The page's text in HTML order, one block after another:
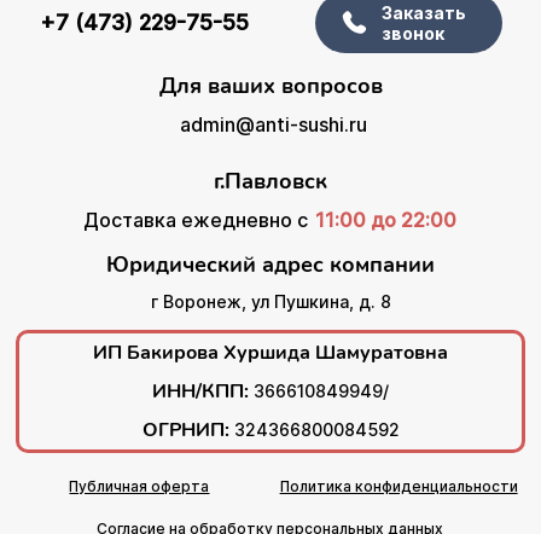
+7 (473) 229-75-55
Заказать
звонок
Для ваших вопросов
admin@anti-sushi.ru
г.Павловск
Доставка ежедневно с 11:00 до 22:00
Юридический адрес компании
г Воронеж, ул Пушкина, д. 8
ИП Бакирова Хуршида Шамуратовна
ИНН/КПП: 366610849949/
ОГРНИП: 324366800084592
Публичная оферта Политика конфиденциальности
Согласие на обработку персональных данных